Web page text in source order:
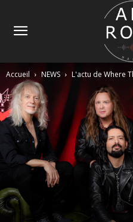
Accueil NEWS L'actu de Where